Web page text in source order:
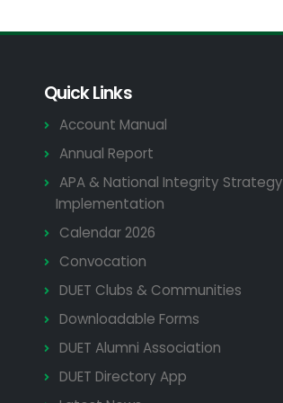
Quick Links
Account Manual
Annual Report
APA & National Integrity Strategy
Implementation
Calendar 2026
Convocation
DUET Clubs & Communities
Downloadable Forms
DUET Alumni Association
DUET Directory App